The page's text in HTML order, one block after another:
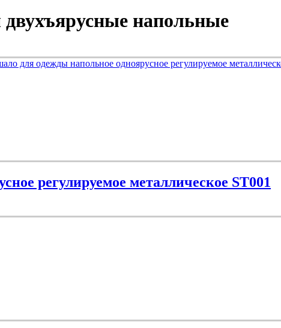
напольные
регулируемое металлическое ST001